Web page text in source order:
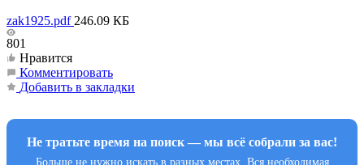
zak1925.pdf 246.09 КБ
801
Нравится
Комментировать
Добавить в закладки
Не тратьте время на поиск — мы всё собрали за вас!
Больше не нужно искать в разных местах. Вся необходимая